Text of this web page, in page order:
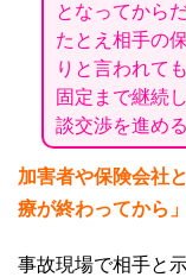
となってからだ
たとえ相手の
りと言われて
固定まで継続
談交渉を進め
加害者や保険会社
療が終わってから」
事故現場で相手と